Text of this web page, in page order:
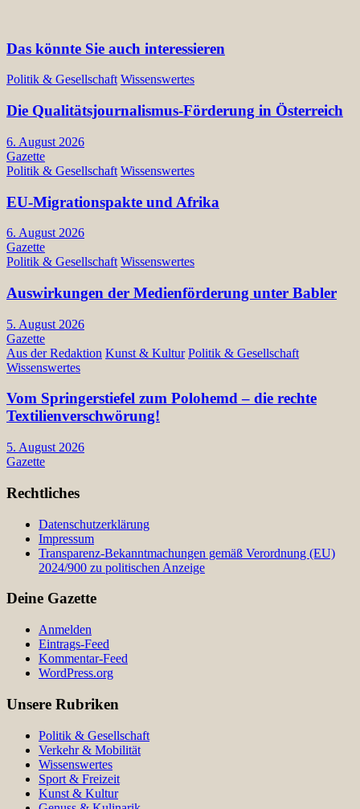
Das könnte Sie auch interessieren
Politik & Gesellschaft Wissenswertes
Die Qualitätsjournalismus-Förderung in Österreich
6. August 2026
Gazette
Politik & Gesellschaft Wissenswertes
EU-Migrationspakte und Afrika
6. August 2026
Gazette
Politik & Gesellschaft Wissenswertes
Auswirkungen der Medienförderung unter Babler
5. August 2026
Gazette
Aus der Redaktion Kunst & Kultur Politik & Gesellschaft
Wissenswertes
Vom Springerstiefel zum Polohemd – die rechte
Textilienverschwörung!
5. August 2026
Gazette
Rechtliches
Datenschutzerklärung
Impressum
Transparenz-Bekanntmachungen gemäß Verordnung (EU)
2024/900 zu politischen Anzeige
Deine Gazette
Anmelden
Eintrags-Feed
Kommentar-Feed
WordPress.org
Unsere Rubriken
Politik & Gesellschaft
Verkehr & Mobilität
Wissenswertes
Sport & Freizeit
Kunst & Kultur